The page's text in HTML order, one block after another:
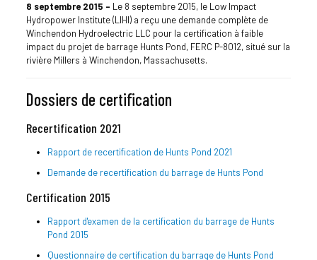
8 septembre 2015 – Le 8 septembre 2015, le Low Impact
Hydropower Institute (LIHI) a reçu une demande complète de
Winchendon Hydroelectric LLC pour la certification à faible
impact du projet de barrage Hunts Pond, FERC P-8012, situé sur la
rivière Millers à Winchendon, Massachusetts.
Dossiers de certification
Recertification 2021
Rapport de recertification de Hunts Pond 2021
Demande de recertification du barrage de Hunts Pond
Certification 2015
Rapport d'examen de la certification du barrage de Hunts
Pond 2015
Questionnaire de certification du barrage de Hunts Pond